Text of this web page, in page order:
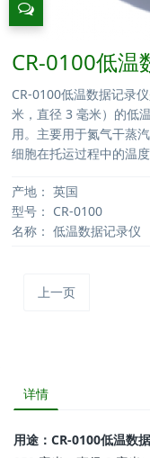
CR-0100低温
CR-0100低温数据记录
米，直径 3 毫米）的低
用。主要用于氮气干蒸
细胞在托运过程中的温度
产地： 英国
型号： CR-0100
名称： 低温数据记录仪
上一页
详情
用途： CR-0100低温数